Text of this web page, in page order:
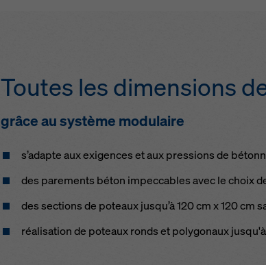
Toutes les dimensions
grâce au système modulaire
s’adapte aux exigences et aux pressions de
des parements béton impeccables avec le choix
des sections de poteaux jusqu’à 120 cm x 120 cm
réalisation de poteaux ronds et polygonaux